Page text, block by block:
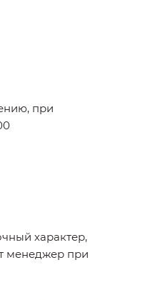
при
характер,
менеджер при